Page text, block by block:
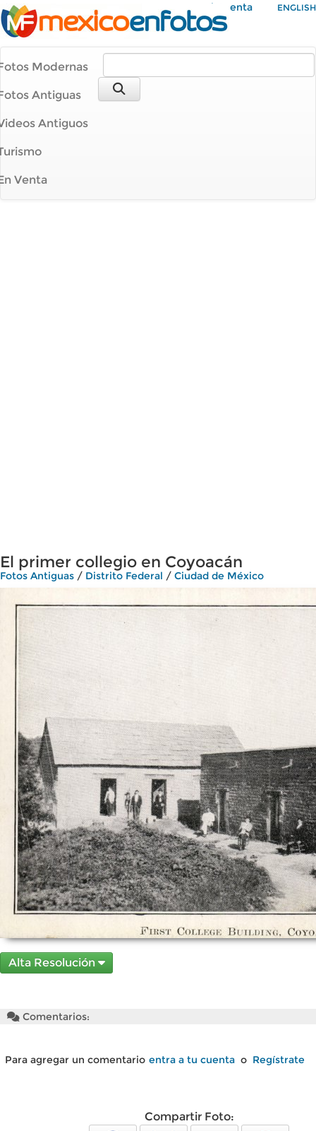
Mi Cuenta ENGLISH
Modernas
Antiguas
Antiguos
Venta
El primer collegio en Coyoacán
Fotos Antiguas / Distrito Federal / Ciudad de México
Alta Resolución
Comentarios:
Para agregar un comentario entra a tu cuenta o Regístrate
Compartir Foto: